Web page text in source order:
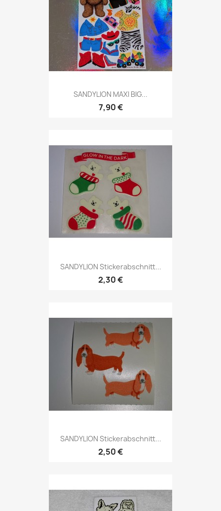
SANDYLION MAXI BIG...
7,90 €
SANDYLION Stickerabschnitt...
2,30 €
SANDYLION Stickerabschnitt...
2,50 €